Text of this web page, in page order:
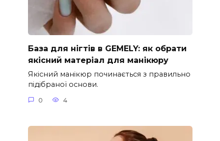
База для нігтів в GEMELY: як обрати
якісний матеріал для манікюру
Якісний манікюр починається з правильно
підібраної основи.
0 4